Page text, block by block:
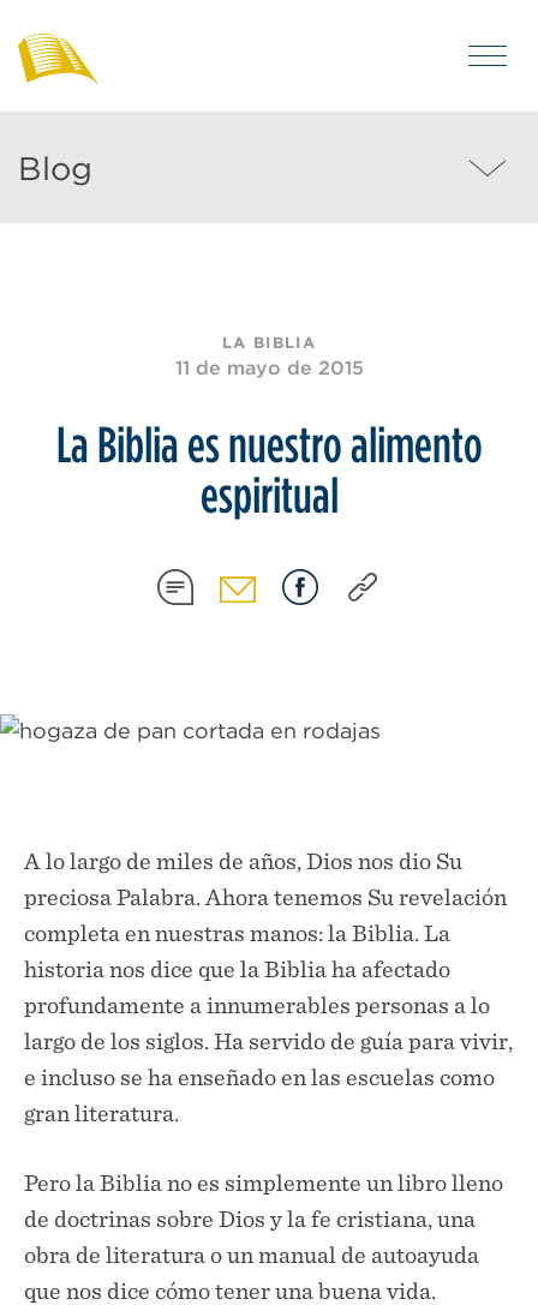
al
contenido
for
America
leer
Blog
LA BIBLIA
11 de mayo de 2015
La Biblia es nuestro alimento
espiritual
COMPARTIR
COMPARTIR
COMPARTIRCOMPARTIR
A lo largo de miles de años, Dios nos dio Su
preciosa Palabra. Ahora tenemos Su revelación
completa en nuestras manos: la Biblia. La
historia nos dice que la Biblia ha afectado
profundamente a innumerables personas a lo
largo de los siglos. Ha servido de guía para vivir,
e incluso se ha enseñado en las escuelas como
gran literatura.
Pero la Biblia no es simplemente un libro lleno
de doctrinas sobre Dios y la fe cristiana, una
obra de literatura o un manual de autoayuda
que nos dice cómo tener una buena vida.